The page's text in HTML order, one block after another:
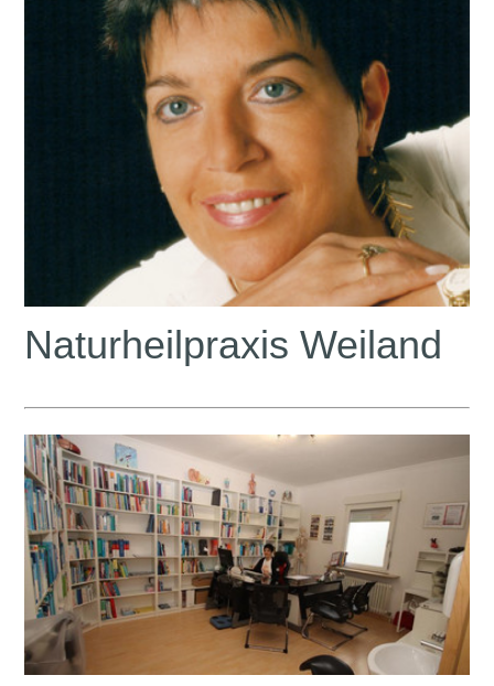
Naturheilpraxis Weiland